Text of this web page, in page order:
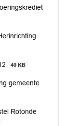
40 KB
gemeente
Rotonde